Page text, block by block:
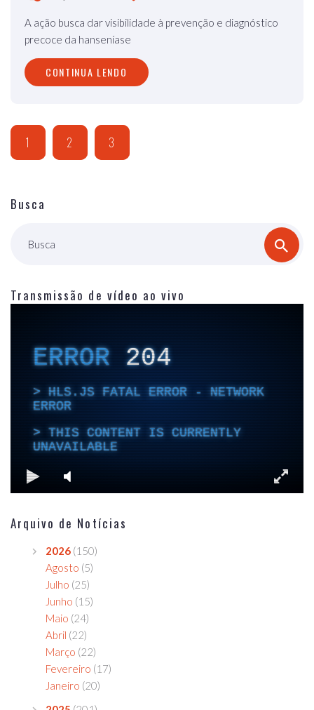
A ação busca dar visibilidade à prevenção e diagnóstico
precoce da hanseníase
CONTINUA LENDO
1 2 3
Busca
Busca
Transmissão de vídeo ao vivo
Arquivo de Notícias
2026 (150)
Agosto (5)
Julho (25)
Junho (15)
Maio (24)
Abril (22)
Março (22)
Fevereiro (17)
Janeiro (20)